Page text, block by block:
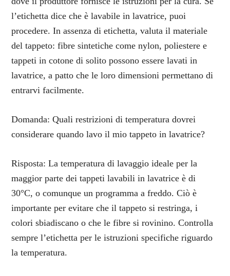
l’etichetta dice che è lavabile in lavatrice, puoi
procedere. In assenza di etichetta, valuta il materiale
del tappeto: fibre sintetiche come nylon, poliestere e
tappeti in cotone di solito possono essere lavati in
lavatrice, a patto che le loro dimensioni permettano di
entrarvi facilmente.
Domanda: Quali restrizioni di temperatura dovrei
considerare quando lavo il mio tappeto in lavatrice?
Risposta: La temperatura di lavaggio ideale per la
maggior parte dei tappeti lavabili in lavatrice è di
30°C, o comunque un programma a freddo. Ciò è
importante per evitare che il tappeto si restringa, i
colori sbiadiscano o che le fibre si rovinino. Controlla
sempre l’etichetta per le istruzioni specifiche riguardo
la temperatura.